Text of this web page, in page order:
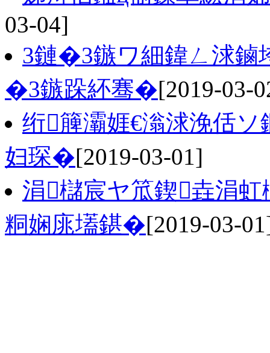
03-04]
3鏈�3鏃ワ細鍏ㄥ浗鏀
�3鏃跺紑骞�[2019-03-
绗簲灞娾€滃浗浼佸
妇琛�[2019-03-01]
涓櫧宸ヤ笟鍥垚涓
粡娴庣壒鍖�[2019-03-